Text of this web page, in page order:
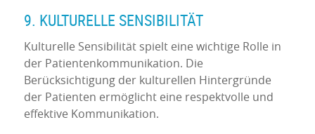
9. KULTURELLE SENSIBILITÄT
Kulturelle Sensibilität spielt eine wichtige Rolle in
der Patientenkommunikation. Die
Berücksichtigung der kulturellen Hintergründe
der Patienten ermöglicht eine respektvolle und
effektive Kommunikation.